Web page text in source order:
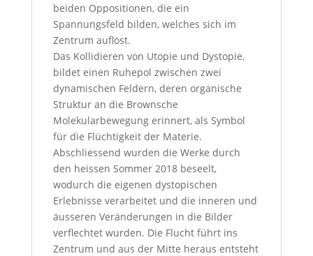
beiden Oppositionen, die ein
Spannungsfeld bilden, welches sich im
Zentrum auflöst.
Das Kollidieren von Utopie und Dystopie,
bildet einen Ruhepol zwischen zwei
dynamischen Feldern, deren organische
Struktur an die Brownsche
Molekularbewegung erinnert, als Symbol
für die Flüchtigkeit der Materie.
Abschliessend wurden die Werke durch
den heissen Sommer 2018 beseelt,
wodurch die eigenen dystopischen
Erlebnisse verarbeitet und die inneren und
äusseren Veränderungen in die Bilder
verflechtet wurden. Die Flucht führt ins
Zentrum und aus der Mitte heraus entsteht